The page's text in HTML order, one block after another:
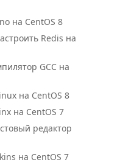
на CentOS 8
Redis на
GCC на
на CentOS 8
на CentOS 7
редактор
на CentOS 7